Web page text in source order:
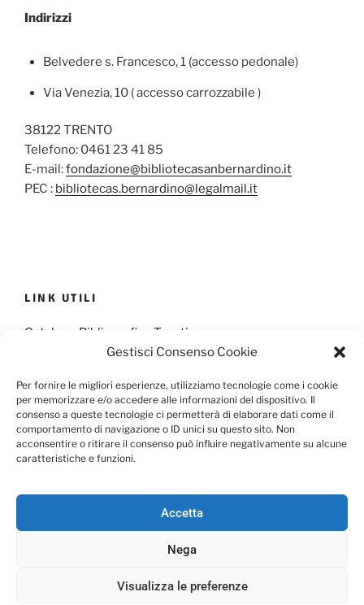
Gestisci Consenso Cookie
Per fornire le migliori esperienze, utilizziamo tecnologie come i cookie
per memorizzare e/o accedere alle informazioni del dispositivo. Il
consenso a queste tecnologie ci permetterà di elaborare dati come il
comportamento di navigazione o ID unici su questo sito. Non
acconsentire o ritirare il consenso può influire negativamente su alcune
caratteristiche e funzioni.
Accetta
Nega
Visualizza le preferenze
Indirizzi
Belvedere s. Francesco, 1 (accesso pedonale)
Via Venezia, 10 ( accesso carrozzabile )
38122 TRENTO
Telefono: 0461 23 41 85
E-mail:fondazione@bibliotecasanbernardino.it
PEC : bibliotecas.bernardino@legalmail.it
LINK UTILI
Catalogo Bibliografico Trentino
Cookie Policy Privacy Policy